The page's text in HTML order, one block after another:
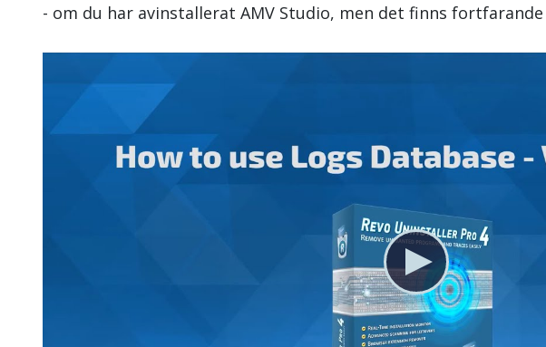
- om du har avinstallerat AMV Studio, men det finns